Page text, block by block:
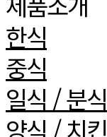
한식
중식
일식 / 분식
양식 / 치킨